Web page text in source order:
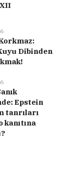
Dibinden
Epstein
tanrıları
kanıtına